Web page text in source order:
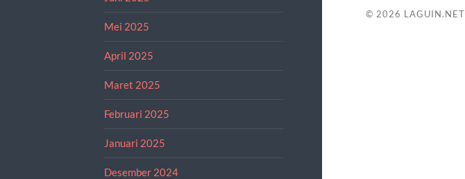
Mei 2025
April 2025
Maret 2025
Februari 2025
Januari 2025
Desember 2024
© 2026 LAGUIN.NET